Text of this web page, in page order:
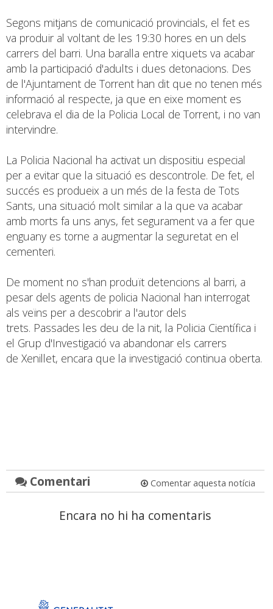
Segons mitjans de comunicació provincials, el fet es
va produir al voltant de les 19:30 hores en un dels
carrers del barri. Una baralla entre xiquets va acabar
amb la participació d'adults i dues detonacions. Des
de l'Ajuntament de Torrent han dit que no tenen més
informació al respecte, ja que en eixe moment es
celebrava el dia de la Policia Local de Torrent, i no van
intervindre.
La Policia Nacional ha activat un dispositiu especial
per a evitar que la situació es descontrole. De fet, el
succés es produeix a un més de la festa de Tots
Sants, una situació molt similar a la que va acabar
amb morts fa uns anys, fet segurament va a fer que
enguany es torne a augmentar la seguretat en el
cementeri.
De moment no s'han produït detencions al barri, a
pesar dels agents de policia Nacional han interrogat
als veïns per a descobrir a l'autor dels
trets. Passades les deu de la nit, la Policia Científica i
el Grup d'Investigació va abandonar els carrers
de Xenillet, encara que la investigació continua oberta.
Comentari Comentar aquesta notícia
Encara no hi ha comentaris